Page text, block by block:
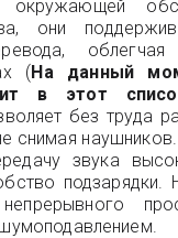
окружающей
они
(На данный
в этот
без труда
снимая
звука
подзарядки.